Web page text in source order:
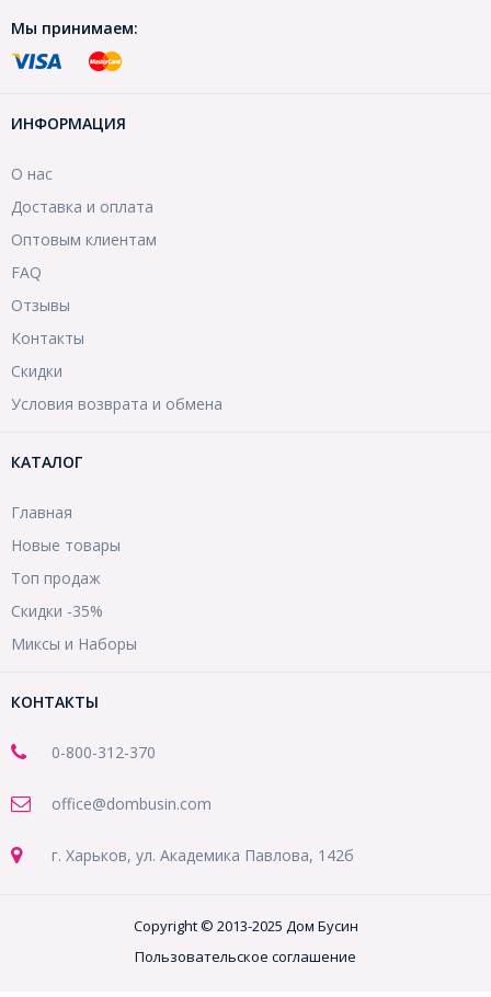
Мы принимаем:
ИНФОРМАЦИЯ
О нас
Доставка и оплата
Оптовым клиентам
FAQ
Отзывы
Контакты
Скидки
Условия возврата и обмена
КАТАЛОГ
Главная
Новые товары
Топ продаж
Скидки -35%
Миксы и Наборы
КОНТАКТЫ
0-800-312-370
office@dombusin.com
г. Харьков, ул. Академика Павлова, 142б
Copyright © 2013-2025 Дом Бусин
Пользовательское соглашение